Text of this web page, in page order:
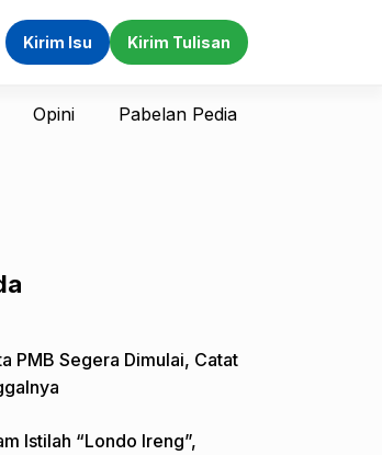
Kirim Isu Kirim Tulisan
Opini Pabelan Pedia
PMB Segera Dimulai, Catat
Istilah “Londo Ireng”,